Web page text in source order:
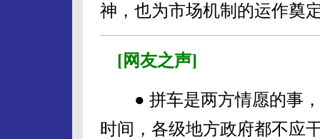
神，也为市场机制的运作奠
[网友之声]
● 拼车是两方情愿的事，
时间，各级地方政府都不应